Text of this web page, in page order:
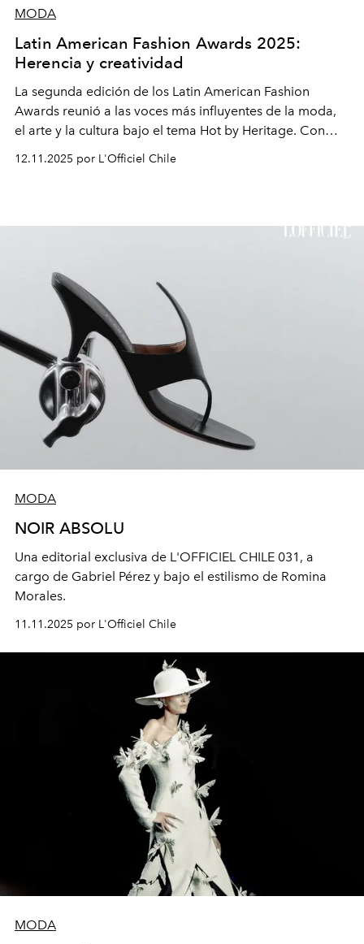
MODA
Latin American Fashion Awards 2025:
Herencia y creatividad
La segunda edición de los Latin American Fashion
Awards reunió a las voces más influyentes de la moda,
el arte y la cultura bajo el tema Hot by Heritage. Con
reconocimientos a talentos emergentes y consagrados,
la noche reafirmó la fuerza creativa de América Latina.
12.11.2025 por L'Officiel Chile
MODA
NOIR ABSOLU
Una editorial exclusiva de L'OFFICIEL CHILE 031, a
cargo de Gabriel Pérez y bajo el estilismo de Romina
Morales.
11.11.2025 por L'Officiel Chile
MODA